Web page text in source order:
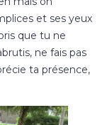
et ses yeux
que tu ne
ne fais pas
ta présence,